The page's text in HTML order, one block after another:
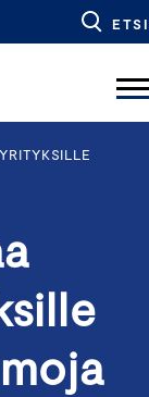
ETSI